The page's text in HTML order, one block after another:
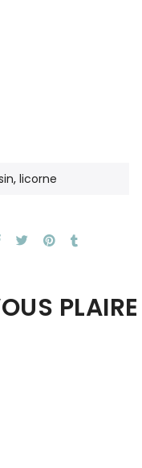
, licorne
PLAIRE